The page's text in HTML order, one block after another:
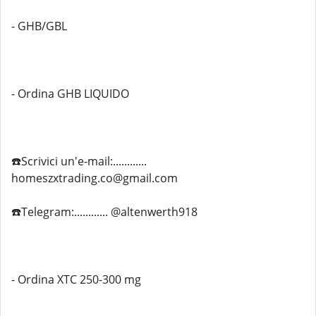
- GHB/GBL
- Ordina GHB LIQUIDO
☎️Scrivici un'e-mail:............
homeszxtrading.co@gmail.com
☎️Telegram:............ @altenwerth918
- Ordina XTC 250-300 mg